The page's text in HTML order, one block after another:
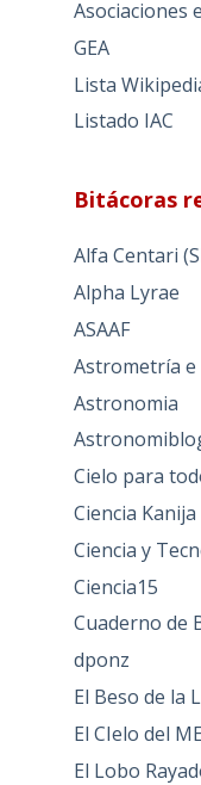
Asociaciones
GEA
Lista
Listado IAC
Bitácoras
Alfa Centari
Alpha Lyrae
ASAAF
Astrometría
Astronomia
Cielo para
Ciencia Kanija
Ciencia y
Ciencia15
Cuaderno de
dponz
El Beso de la
El CIelo del
El Lobo